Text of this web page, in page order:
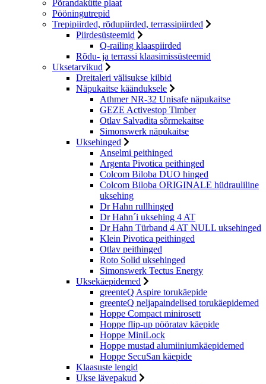
Põrandakütte plaat
Pööningutrepid
Trepipiirded, rõdupiirded, terrassipiirded
Piirdesüsteemid
Q-railing klaaspiirded
Rõdu- ja terrassi klaasimissüsteemid
Uksetarvikud
Dreitaleri välisukse kilbid
Näpukaitse käänduksele
Athmer NR-32 Unisafe näpukaitse
GEZE Activestop Timber
Otlav Salvadita sõrmekaitse
Simonswerk näpukaitse
Uksehinged
Anselmi peithinged
Argenta Pivotica peithinged
Colcom Biloba DUO hinged
Colcom Biloba ORIGINALE hüdrauliline
uksehing
Dr Hahn rullhinged
Dr Hahn´i uksehing 4 AT
Dr Hahn Türband 4 AT NULL uksehinged
Klein Pivotica peithinged
Otlav peithinged
Roto Solid uksehinged
Simonswerk Tectus Energy
Uksekäepidemed
greenteQ Aspire torukäepide
greenteQ neljapaindelised torukäepidemed
Hoppe Compact minirosett
Hoppe flip-up pööratav käepide
Hoppe MiniLock
Hoppe mustad alumiiniumkäepidemed
Hoppe SecuSan käepide
Klaasuste lengid
Ukse lävepakud